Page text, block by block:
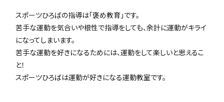
スポーツひろばの指導は「褒め教育」です。
苦手な運動を気合いや根性で指導をしても、余計に運動がキライ
になってしまいます。
苦手な運動を好きになるためには、運動をして楽しいと思えるこ
と！
スポーツひろばは運動が好きになる運動教室です。